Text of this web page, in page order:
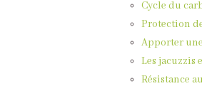
Cycle du
Protection
Apporter
Les jacuzzis
Résistance